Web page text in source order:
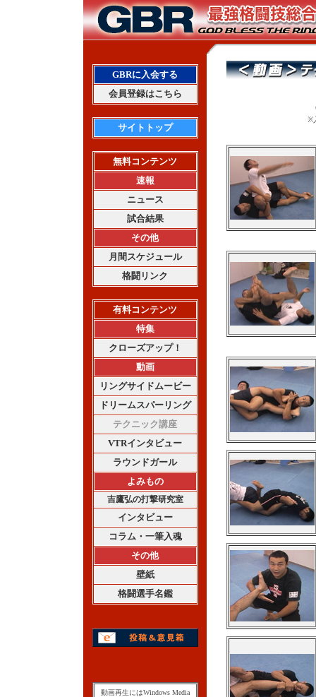
GBRに入会する
会員登録はこちら
サイトトップ
無料コンテンツ
速報
ニュース
試合結果
その他
月間スケジュール
格闘リンク
有料コンテンツ
特集
クローズアップ！
動画
リングサイドムービー
ドリームスパーリング
テクニック講座
VTRインタビュー
ラウンドガール
よみもの
吉鷹弘の打撃研究室
インタビュー
コラム・一筆入魂
その他
壁紙
格闘選手名鑑
動画再生にはWindows Media
※